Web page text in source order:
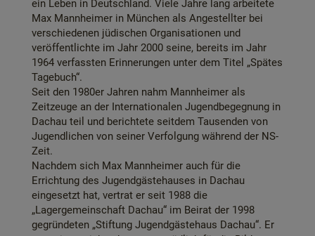
ein Leben in Deutschland. Viele Jahre lang arbeitete
Max Mannheimer in München als Angestellter bei
verschiedenen jüdischen Organisationen und
veröffentlichte im Jahr 2000 seine, bereits im Jahr
1964 verfassten Erinnerungen unter dem Titel „Spätes
Tagebuch“.
Seit den 1980er Jahren nahm Mannheimer als
Zeitzeuge an der Internationalen Jugendbegegnung in
Dachau teil und berichtete seitdem Tausenden von
Jugendlichen von seiner Verfolgung während der NS-
Zeit.
Nachdem sich Max Mannheimer auch für die
Errichtung des Jugendgästehauses in Dachau
eingesetzt hat, vertrat er seit 1988 die
„Lagergemeinschaft Dachau“ im Beirat der 1998
gegründeten „Stiftung Jugendgästehaus Dachau“. Er